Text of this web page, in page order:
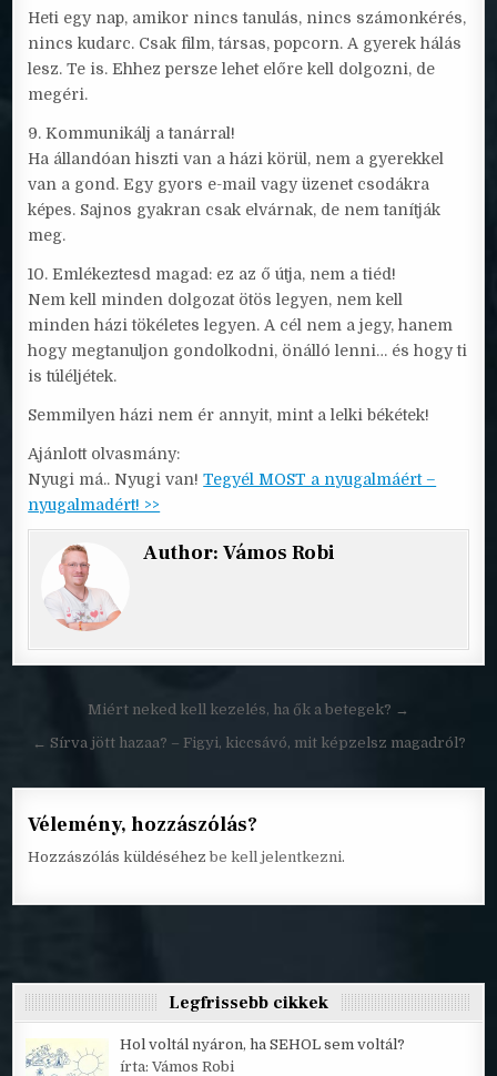
Heti egy nap, amikor nincs tanulás, nincs számonkérés,
nincs kudarc. Csak film, társas, popcorn. A gyerek hálás
lesz. Te is. Ehhez persze lehet előre kell dolgozni, de
megéri.
9. Kommunikálj a tanárral!
Ha állandóan hiszti van a házi körül, nem a gyerekkel
van a gond. Egy gyors e-mail vagy üzenet csodákra
képes. Sajnos gyakran csak elvárnak, de nem tanítják
meg.
10. Emlékeztesd magad: ez az ő útja, nem a tiéd!
Nem kell minden dolgozat ötös legyen, nem kell
minden házi tökéletes legyen. A cél nem a jegy, hanem
hogy megtanuljon gondolkodni, önálló lenni… és hogy ti
is túléljétek.
Semmilyen házi nem ér annyit, mint a lelki békétek!
Ajánlott olvasmány:
Nyugi má.. Nyugi van!Tegyél MOST a nyugalmáért –
nyugalmadért! >>
Author:Vámos Robi
Bejegyzés
navigáció
Miért neked kell kezelés, ha ők a betegek? →
← Sírva jött hazaa? – Figyi, kiccsávó, mit képzelsz magadról?
Vélemény, hozzászólás?
Hozzászólás küldéséhezbe kell jelentkezni.
Legfrissebb cikkek
Hol voltál nyáron, ha SEHOL sem voltál?
írta: Vámos Robi